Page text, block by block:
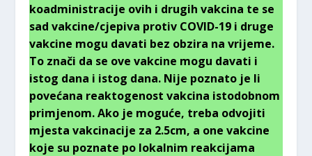
koadministracije ovih i drugih vakcina te se
sad vakcine/cjepiva protiv COVID-19 i druge
vakcine mogu davati ​​bez obzira na vrijeme.
To znači da se ove vakcine mogu davati i
istog dana i istog dana. Nije poznato je li
povećana reaktogenost vakcina istodobnom
primjenom. Ako je moguće, treba odvojiti
mjesta vakcinacije za 2.5cm, a one vakcine
koje su poznate po lokalnim reakcijama